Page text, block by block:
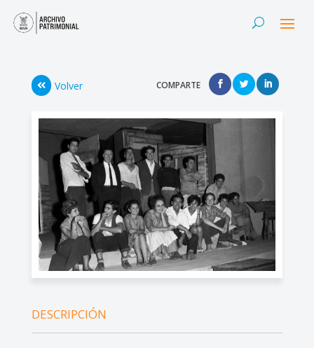
Volver COMPARTE
DESCRIPCIÓN